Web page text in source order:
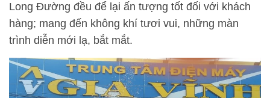
Long Đường đều để lại ấn tượng tốt đối với khách
hàng; mang đến không khí tươi vui, những màn
trình diễn mới lạ, bắt mắt.